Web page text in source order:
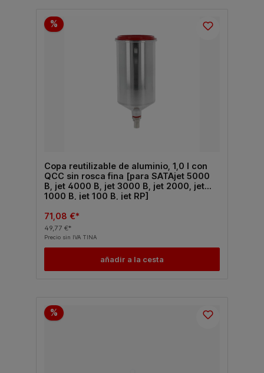
%
Copa reutilizable de aluminio, 1,0 l con
QCC sin rosca fina [para SATAjet 5000
B, jet 4000 B, jet 3000 B, jet 2000, jet
1000 B, jet 100 B, jet RP]
71,08 €*
49,77 €*
Precio sin IVA TINA
añadir a la cesta
%